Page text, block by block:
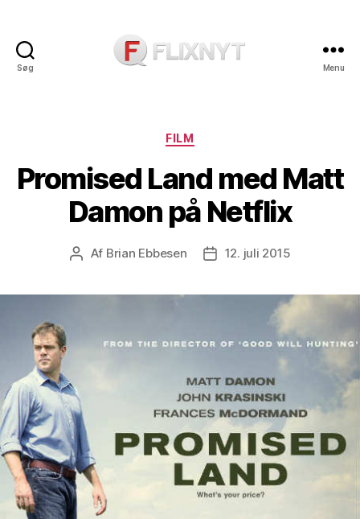
Søg Menu
Kategorier
FILM
Promised Land med Matt
Damon på Netflix
Indlægsforfatter
Af Brian Ebbesen Indlægsdato
12. juli 2015